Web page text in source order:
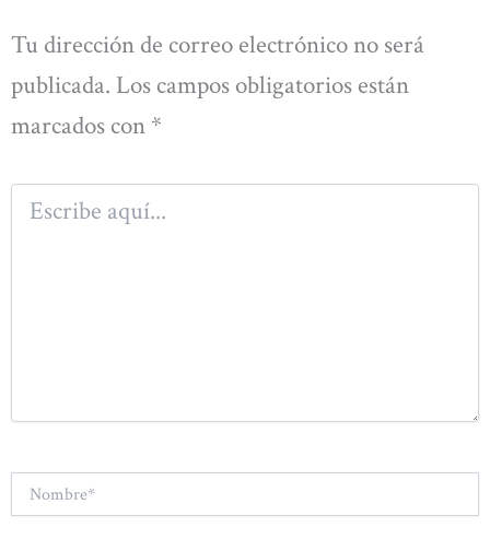
Tu dirección de correo electrónico no será
publicada. Los campos obligatorios están
marcados con *
Escribe
aquí...